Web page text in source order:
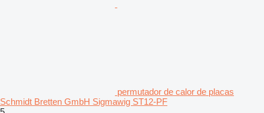
permutador de calor de placas
Schmidt Bretten GmbH Sigmawig ST12-PF